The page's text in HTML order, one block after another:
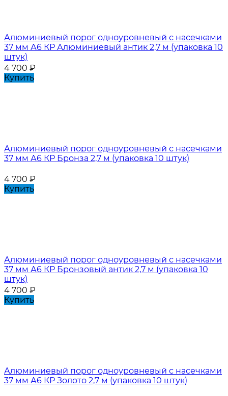
Алюминиевый порог одноуровневый с насечками
37 мм А6 КР Алюминиевый антик 2,7 м (упаковка 10
штук)
4 700 ₽
Купить
Алюминиевый порог одноуровневый с насечками
37 мм А6 КР Бронза 2,7 м (упаковка 10 штук)
4 700 ₽
Купить
Алюминиевый порог одноуровневый с насечками
37 мм А6 КР Бронзовый антик 2,7 м (упаковка 10
штук)
4 700 ₽
Купить
Алюминиевый порог одноуровневый с насечками
37 мм А6 КР Золото 2,7 м (упаковка 10 штук)